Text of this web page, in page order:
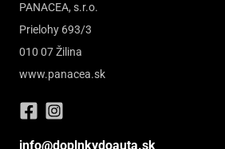
PANACEA, s.r.o.
Prielohy 693/3
010 07 Žilina
www.panacea.sk
info@doplnkydoauta.sk